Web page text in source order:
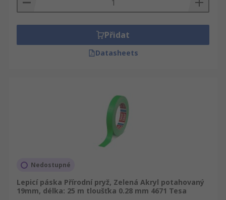
Přidat
Datasheets
Nedostupné
Lepicí páska Přírodní pryž, Zelená Akryl potahovaný
19mm, délka: 25 m tloušťka 0.28 mm 4671 Tesa